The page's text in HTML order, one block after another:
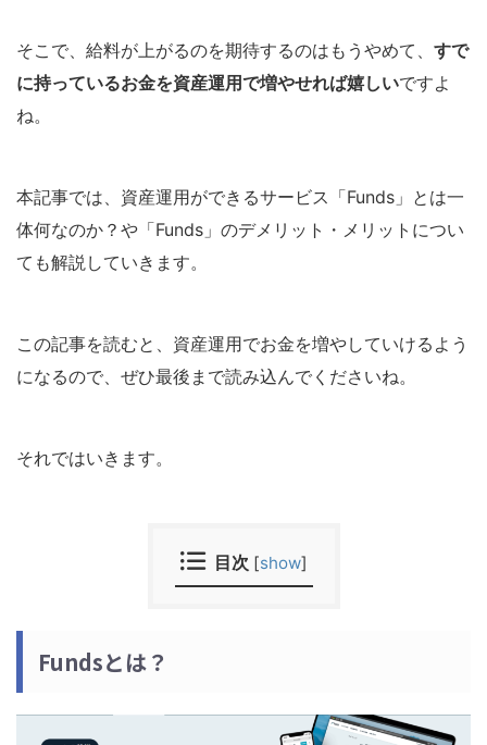
そこで、給料が上がるのを期待するのはもうやめて、 すで
に持っているお金を資産運用で増やせれば嬉しいですよ
ね。
本記事では、資産運用ができるサービス「Funds」とは一
体何なのか？や「Funds」のデメリット・メリットについ
ても解説していきます。
この記事を読むと、資産運用でお金を増やしていけるよう
になるので、ぜひ最後まで読み込んでくださいね。
それではいきます。
目次 [show]
Fundsとは？